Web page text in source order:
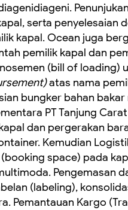
serta penyelesaian
kapal. ‎Ocean juga
pemilik kapal dan
(bill of loading)
atas nama
bungker bahan
PT Tanjung
dan pergerakan
‎Kemudian
space) pada
‎Pengemasan
(labeling),
‎Pemantauan Kargo